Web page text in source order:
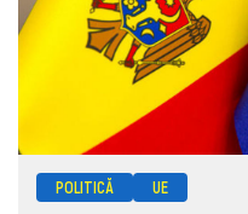
POLITICĂ UE